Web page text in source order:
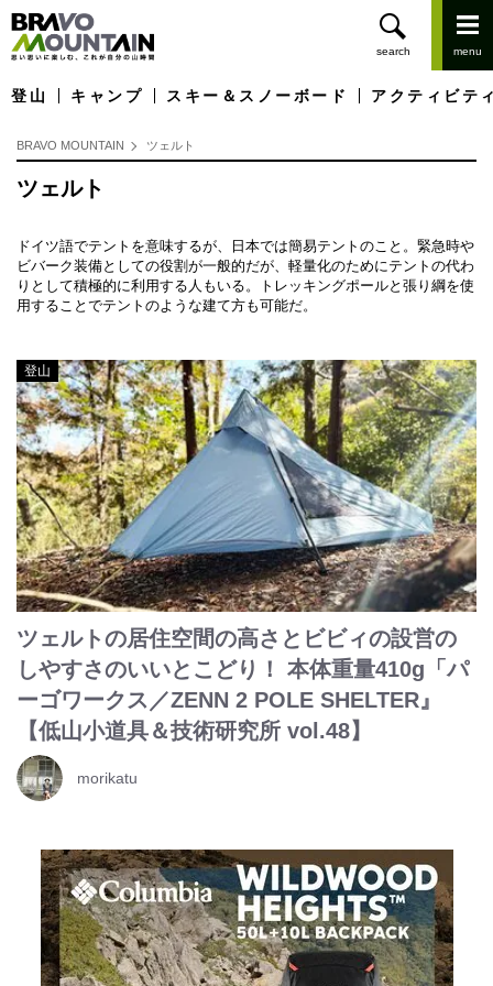
登山 キャンプ スキー＆スノーボード アクティビテ
BRAVO MOUNTAIN ツェルト
ツェルト
ドイツ語でテントを意味するが、日本では簡易テントのこと。緊急時や
ビバーク装備としての役割が一般的だが、軽量化のためにテントの代わ
りとして積極的に利用する人もいる。トレッキングポールと張り綱を使
用することでテントのような建て方も可能だ。
登山
ツェルトの居住空間の高さとビビィの設営の
しやすさのいいとこどり！ 本体重量410g「パ
ーゴワークス／ZENN 2 POLE SHELTER』
【低山小道具＆技術研究所 vol.48】
morikatu